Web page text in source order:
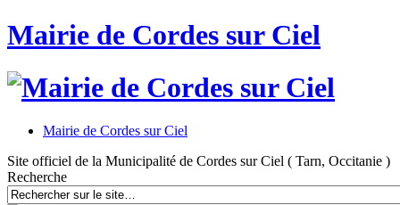
Mairie de Cordes sur Ciel
Mairie de Cordes sur Ciel
Site officiel de la Municipalité de Cordes sur Ciel ( Tarn, Occitanie )
Recherche